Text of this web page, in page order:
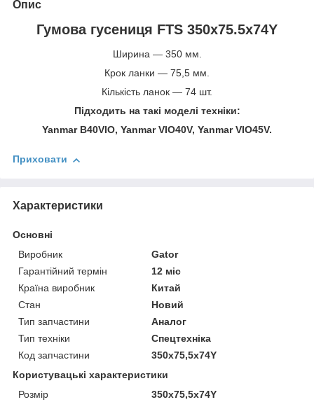
Опис
Гумова гусениця FTS 350х75.5х74Y
Ширина — 350 мм.
Крок ланки — 75,5 мм.
Кількість ланок — 74 шт.
Підходить на такі моделі техніки:
Yanmar B40VIO, Yanmar VIO40V, Yanmar VIO45V.
Приховати
Характеристики
Основні
Виробник
Gator
Гарантійний термін
12 міс
Країна виробник
Китай
Стан
Новий
Тип запчастини
Аналог
Тип техніки
Спецтехніка
Код запчастини
350x75,5x74Y
Користувацькi характеристики
Розмір
350x75,5x74Y